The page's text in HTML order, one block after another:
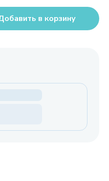
в корзину